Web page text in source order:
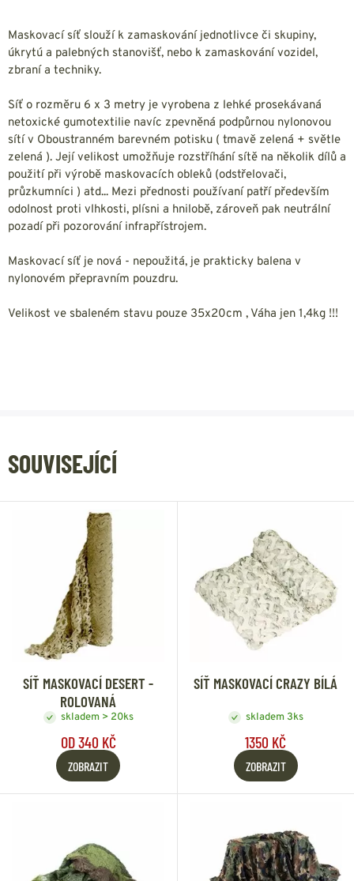
Maskovací síť slouží k zamaskování jednotlivce či skupiny,
úkrytú a palebných stanovišť, nebo k zamaskování vozidel,
zbraní a techniky.
Síť o rozměru 6 x 3 metry je vyrobena z lehké prosekávaná
netoxické gumotextilie navíc zpevněná podpůrnou nylonovou
sítí v Oboustranném barevném potisku ( tmavě zelená + světle
zelená ). Její velikost umožňuje rozstříhání sítě na několik dílů a
použití při výrobě maskovacích obleků (odstřelovači,
průzkumníci ) atd... Mezi přednosti používaní patří především
odolnost proti vlhkosti, plísni a hnilobě, zároveň pak neutrální
pozadí při pozorování infrapřístrojem.
Maskovací síť je nová - nepoužitá, je prakticky balena v
nylonovém přepravním pouzdru.
Velikost ve sbaleném stavu pouze 35x20cm , Váha jen 1,4kg !!!
SOUVISEJÍCÍ
SÍŤ MASKOVACÍ DESERT -
ROLOVANÁ
skladem > 20ks
OD 340 KČ
ZOBRAZIT
SÍŤ MASKOVACÍ CRAZY BÍLÁ
skladem 3ks
1350 KČ
ZOBRAZIT